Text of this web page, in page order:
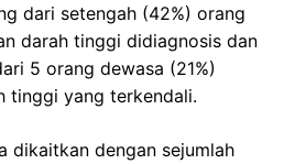
dari setengah (42%) orang
darah tinggi didiagnosis dan
5 orang dewasa (21%)
tinggi yang terkendali.
dikaitkan dengan sejumlah